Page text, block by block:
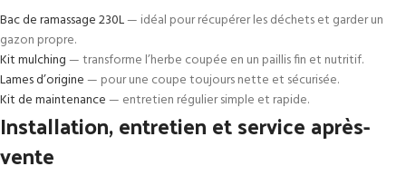
Bac de ramassage 230L— idéal pour récupérer les déchets et garder un
gazon propre.
Kit mulching— transforme l’herbe coupée en un paillis fin et nutritif.
Lames d’origine— pour une coupe toujours nette et sécurisée.
Kit de maintenance— entretien régulier simple et rapide.
Installation, entretien et service après-
vente